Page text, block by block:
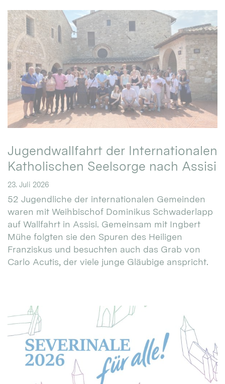
Jugendwallfahrt der Internationalen
Katholischen Seelsorge nach Assisi
23. Juli 2026
52 Jugendliche der internationalen Gemeinden
waren mit Weihbischof Dominikus Schwaderlapp
auf Wallfahrt in Assisi. Gemeinsam mit Ingbert
Mühe folgten sie den Spuren des Heiligen
Franziskus und besuchten auch das Grab von
Carlo Acutis, der viele junge Gläubige anspricht.